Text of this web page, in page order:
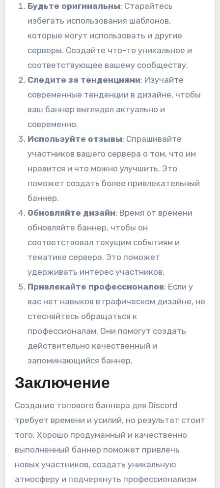
Будьте оригинальны: Старайтесь
избегать использования шаблонов,
которые могут использовать и другие
серверы. Создайте что-то уникальное и
соответствующее вашему сообществу.
Следите за тенденциями: Изучайте
современные тенденции в дизайне, чтобы
ваш баннер выглядел актуально и
современно.
Используйте отзывы: Спрашивайте
участников вашего сервера о том, что им
нравится и что можно улучшить. Это
поможет создать более привлекательный
баннер.
Обновляйте дизайн: Время от времени
обновляйте баннер, чтобы он
соответствовал текущим событиям и
тематике сервера. Это поможет
удерживать интерес участников.
Привлекайте профессионалов: Если у
вас нет навыков в графическом дизайне, не
стесняйтесь обращаться к
профессионалам. Они помогут создать
действительно качественный и
запоминающийся баннер.
Заключение
Создание топового баннера для Discord
требует времени и усилий, но результат стоит
того. Хорошо продуманный и качественно
выполненный баннер поможет привлечь
новых участников, создать уникальную
атмосферу и подчеркнуть профессионализм